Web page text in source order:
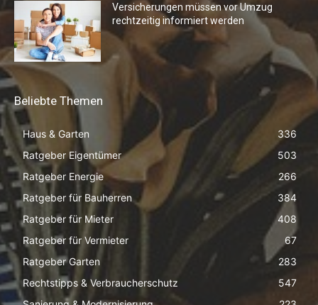
Versicherungen müssen vor Umzug
rechtzeitig informiert werden
Beliebte Themen
Haus & Garten
336
Ratgeber Eigentümer
503
Ratgeber Energie
266
Ratgeber für Bauherren
384
Ratgeber für Mieter
408
Ratgeber für Vermieter
67
Ratgeber Garten
283
Rechtstipps & Verbraucherschutz
547